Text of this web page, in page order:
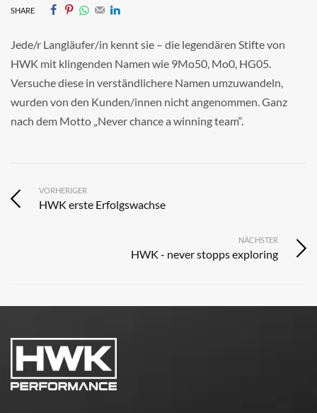
SHARE
Jede/r Langläufer/in kennt sie – die legendären Stifte von
HWK mit klingenden Namen wie 9Mo50, Mo0, HG05.
Versuche diese in verständlichere Namen umzuwandeln,
wurden von den Kunden/innen nicht angenommen. Ganz
nach dem Motto „Never chance a winning team“.
VORHERIGER
HWK erste Erfolgswachse
NÄCHSTER
HWK - never stopps exploring